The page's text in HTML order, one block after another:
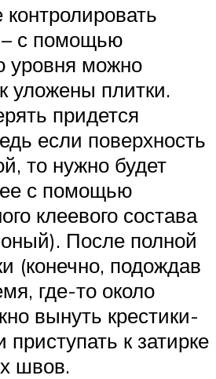
– с помощью
уровня можно
уложены плитки.
придется
если поверхность
то нужно будет
с помощью
клеевого состава
После полной
(конечно, подождав
где-то около
вынуть крестики-
приступать к затирке
швов.